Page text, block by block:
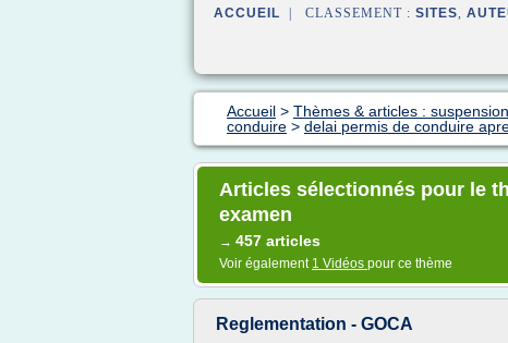
ACCUEIL | CLASSEMENT : SITES,
Accueil > Thèmes & articles :
conduire > delai permis de conduire
Articles sélectionnés pour le
examen
→ 457 articles
Voir également 1 Vidéos pour ce thème
Reglementation - GOCA